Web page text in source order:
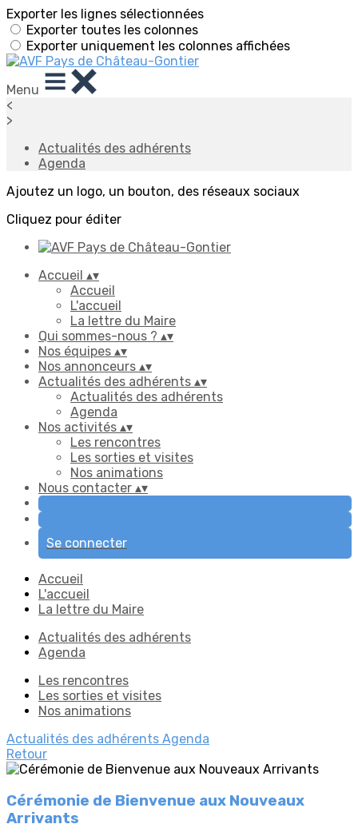
Exporter les lignes sélectionnées
Exporter toutes les colonnes
Exporter uniquement les colonnes affichées
Menu
<
>
Actualités des adhérents
Agenda
Ajoutez un logo, un bouton, des réseaux sociaux
Cliquez pour éditer
Accueil ▴▾
Accueil
L'accueil
La lettre du Maire
Qui sommes-nous ? ▴▾
Nos équipes ▴▾
Nos annonceurs ▴▾
Actualités des adhérents ▴▾
Actualités des adhérents
Agenda
Nos activités ▴▾
Les rencontres
Les sorties et visites
Nos animations
Nous contacter ▴▾
Se connecter
Accueil
L'accueil
La lettre du Maire
Actualités des adhérents
Agenda
Les rencontres
Les sorties et visites
Nos animations
Actualités des adhérents Agenda
Retour
Cérémonie de Bienvenue aux Nouveaux
Arrivants